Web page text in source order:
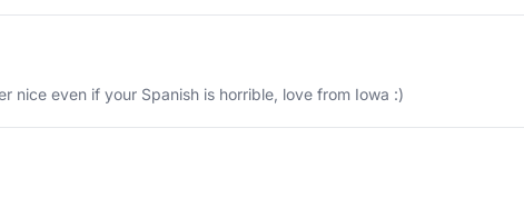
nice even if your Spanish is horrible, love from Iowa :)